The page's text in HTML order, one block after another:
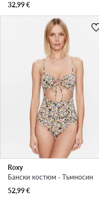
32,99€
Roxy
Бански костюм · Тъмносин
52,99€